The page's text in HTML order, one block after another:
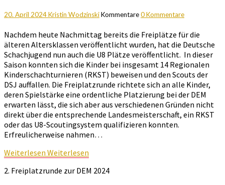
20. April 2024Kristin WodzinskiKommentare0 Kommentare
Nachdem heute Nachmittag bereits die Freiplätze für die
älteren Altersklassen veröffentlicht wurden, hat die Deutsche
Schachjugend nun auch die U8 Plätze veröffentlicht. In dieser
Saison konnten sich die Kinder bei insgesamt 14 Regionalen
Kinderschachturnieren (RKST) beweisen und den Scouts der
DSJ auffallen. Die Freiplatzrunde richtete sich an alle Kinder,
deren Spielstärke eine ordentliche Platzierung bei der DEM
erwarten lässt, die sich aber aus verschiedenen Gründen nicht
direkt über die entsprechende Landesmeisterschaft, ein RKST
oder das U8-Scoutingsystem qualifizieren konnten.
Erfreulicherweise nahmen…
Weiterlesen Weiterlesen
2. Freiplatzrunde zur DEM 2024